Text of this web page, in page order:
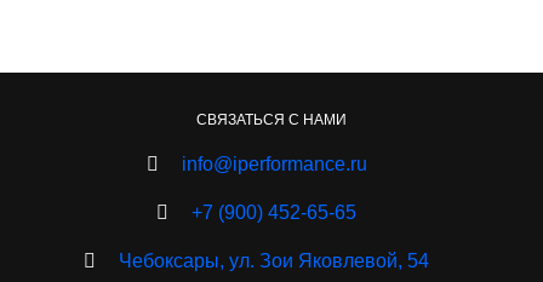
СВЯЗАТЬСЯ С НАМИ
info@iperformance.ru
+7 (900) 452-65-65
Чебоксары, ул. Зои Яковлевой, 54